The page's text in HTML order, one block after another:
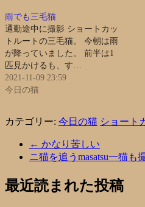
雨でも三毛猫
通勤途中に撮影 ショートカッ
トルートの三毛猫。 今朝は雨
が降っていました。 前半は1
匹見かけるも、す…
2021-11-09 23:59
今日の猫
カテゴリー: 今日の猫 ショート
← かなり苦しい
ニ猫を追うmasatsu一猫も
最近読まれた投稿